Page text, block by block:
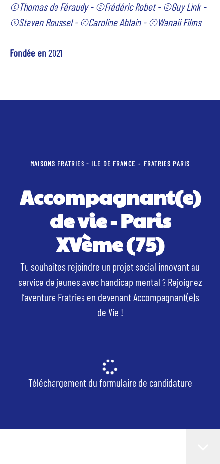
©Thomas de Féraudy - ©Frédéric Robet - ©Guy Link -
©Steven Roussel - ©Caroline Ablain - ©Wanaii Films
Fondée en2021
MAISONS FRATRIES - ILE DE FRANCE · FRATRIES PARIS
Accompagnant(e)
de vie - Paris
XVème (75)
Tu souhaites rejoindre un projet social innovant au
service de jeunes avec handicap mental ? Rejoignez
l’aventure Fratries en devenant Accompagnant(e)s
de Vie !
Téléchargement du formulaire de candidature